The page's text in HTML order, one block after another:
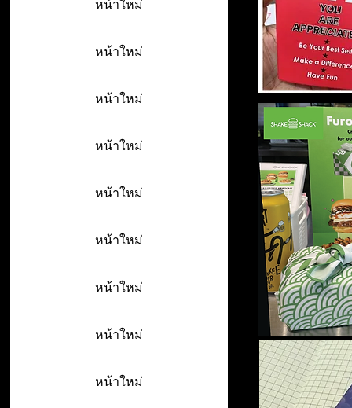
หน้าใหม่
หน้าใหม่
หน้าใหม่
หน้าใหม่
หน้าใหม่
หน้าใหม่
หน้าใหม่
หน้าใหม่
หน้าใหม่